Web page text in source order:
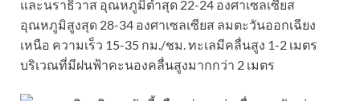
และนราธิวาส อุณหภูมิต่ำสุด 22-24 องศาเซลเซียส
อุณหภูมิสูงสุด 28-34 องศาเซลเซียส ลมตะวันออกเฉียง
เหนือ ความเร็ว 15-35 กม./ชม. ทะเลมีคลื่นสูง 1-2 เมตร
บริเวณที่มีฝนฟ้าคะนองคลื่นสูงมากกว่า 2 เมตร